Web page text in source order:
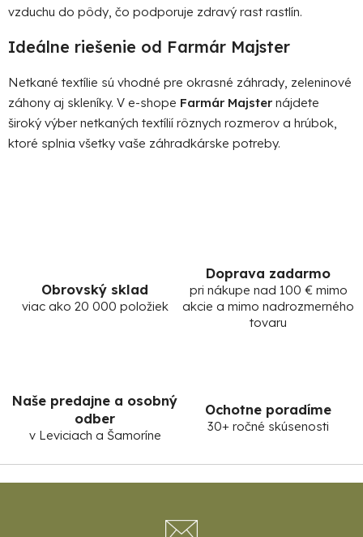
vzduchu do pôdy, čo podporuje zdravý rast rastlín.
Ideálne riešenie od Farmár Majster
Netkané textílie sú vhodné pre okrasné záhrady, zeleninové
záhony aj skleníky. V e-shope Farmár Majster nájdete
široký výber netkaných textílií rôznych rozmerov a hrúbok,
ktoré splnia všetky vaše záhradkárske potreby.
Obrovský sklad
viac ako 20 000 položiek
Doprava zadarmo
pri nákupe nad 100 € mimo
akcie a mimo nadrozmerného
tovaru
Naše predajne a osobný
odber
v Leviciach a Šamoríne
Ochotne poradíme
30+ ročné skúsenosti
Z